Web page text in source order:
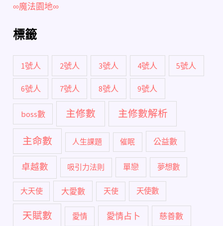
∞魔法園地∞
標籤
1號人 2號人 3號人 4號人 5號人
6號人 7號人 8號人 9號人
boss數 主修數 主修數解析
主命數 人生課題 催眠 公益數
卓越數 吸引力法則 單戀 夢想數
大天使 大愛數 天使 天使數
天賦數 愛情 愛情占卜 慈善數